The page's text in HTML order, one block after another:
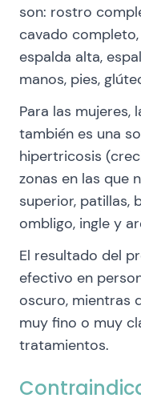
son: rostro
cavado
espalda alta,
manos, pies,
Para las mujeres,
también es una
hipertricosis
zonas en las que
superior, patillas,
ombligo, ingle y
El resultado del
efectivo en
oscuro, mientras
muy fino o muy
tratamientos.